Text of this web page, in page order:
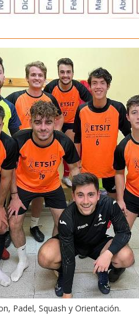
Padel, Squash y Orientación.